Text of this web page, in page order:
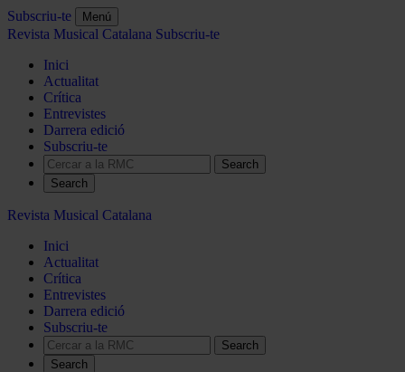
Subscriu-te Menú
Revista Musical Catalana Subscriu-te
Inici
Actualitat
Crítica
Entrevistes
Darrera edició
Subscriu-te
Search
Revista Musical Catalana
Inici
Actualitat
Crítica
Entrevistes
Darrera edició
Subscriu-te
Search